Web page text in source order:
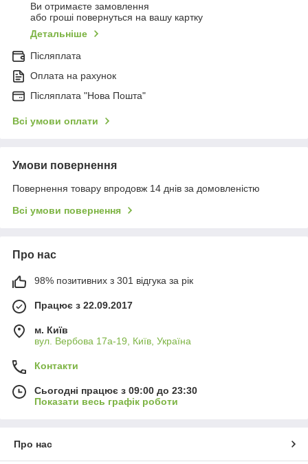
Ви отримаєте замовлення
або гроші повернуться на вашу картку
Детальніше
Післяплата
Оплата на рахунок
Післяплата "Нова Пошта"
Всі умови оплати
Умови повернення
Повернення товару впродовж 14 днів за домовленістю
Всі умови повернення
Про нас
98% позитивних з 301 відгука за рік
Працює з 22.09.2017
м. Київ
вул. Вербова 17а-19, Київ, Україна
Контакти
Сьогодні працює з 09:00 до 23:30
Показати весь графік роботи
Про нас